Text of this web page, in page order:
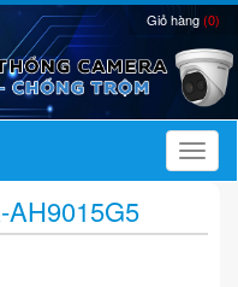
Giỏ hàng(0)
AH9015G5